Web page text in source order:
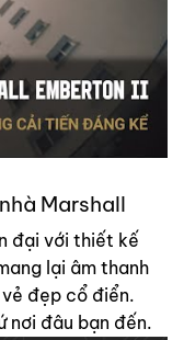
Marshall
đại với thiết kế
lại âm thanh
đẹp cổ điển.
nơi đâu bạn đến.